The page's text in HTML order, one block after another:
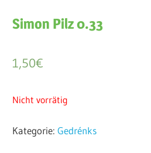
Simon Pilz 0.33
1,50€
Nicht vorrätig
Kategorie:Gedrénks